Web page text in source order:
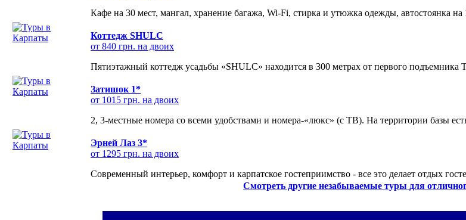
Кафе на 30 мест, мангал, хранение багажа, Wi-Fi, стирка и утюжка одежды, автостоянка на
Коттедж SHULC
от 840 грн. на двоих
Пятиэтажный коттедж усадьбы «SHULC» находится в 300 метрах от первого подъемника
Затишок 1*
от 1015 грн. на двоих
2, 3-местные номера со всеми удобствами и номера-«люкс» (с ТВ). На территории базы
Эрней Лаз 3*
от 1295 грн. на двоих
Современный интерьер, комфорт и карпатское гостеприимство - все это делает отдых
Смотреть другие незабываемые туры для